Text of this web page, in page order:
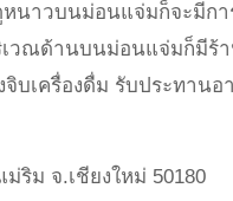
หนาวบนม่อนแจ่มก็จะมีกา
เวณด้านบนม่อนแจ่มก็มีร้
จิบเครื่องดื่ม รับประทานอ
ม่ริม จ.เชียงใหม่ 50180